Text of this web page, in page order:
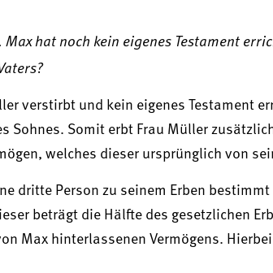
hat noch kein eigenes Testament
verstirbt und kein eigenes Testament
Sohnes. Somit erbt Frau Müller
welches dieser ursprünglich von
dritte Person zu seinem Erben
beträgt die Hälfte des gesetzlichen
Max hinterlassenen Vermögens.